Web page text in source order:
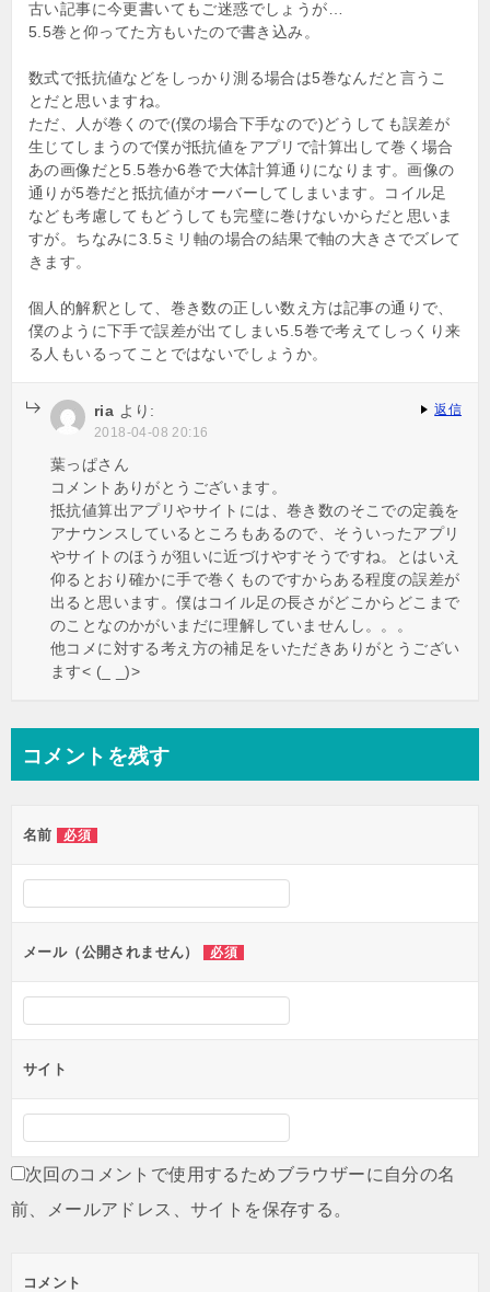
古い記事に今更書いてもご迷惑でしょうが…
5.5巻と仰ってた方もいたので書き込み。
数式で抵抗値などをしっかり測る場合は5巻なんだと言うこ
とだと思いますね。
ただ、人が巻くので(僕の場合下手なので)どうしても誤差が
生じてしまうので僕が抵抗値をアプリで計算出して巻く場合
あの画像だと5.5巻か6巻で大体計算通りになります。画像の
通りが5巻だと抵抗値がオーバーしてしまいます。コイル足
なども考慮してもどうしても完璧に巻けないからだと思いま
すが。ちなみに3.5ミリ軸の場合の結果で軸の大きさでズレて
きます。
個人的解釈として、巻き数の正しい数え方は記事の通りで、
僕のように下手で誤差が出てしまい5.5巻で考えてしっくり来
る人もいるってことではないでしょうか。
ria より:
2018-04-08 20:16
葉っぱさん
コメントありがとうございます。
抵抗値算出アプリやサイトには、巻き数のそこでの定義を
アナウンスしているところもあるので、そういったアプリ
やサイトのほうが狙いに近づけやすそうですね。とはいえ
仰るとおり確かに手で巻くものですからある程度の誤差が
出ると思います。僕はコイル足の長さがどこからどこまで
のことなのかがいまだに理解していませんし。。。
他コメに対する考え方の補足をいただきありがとうござい
ます< (_ _)>
返信
コメントを残す
名前 必須
メール（公開されません） 必須
サイト
次回のコメントで使用するためブラウザーに自分の名
前、メールアドレス、サイトを保存する。
コメント